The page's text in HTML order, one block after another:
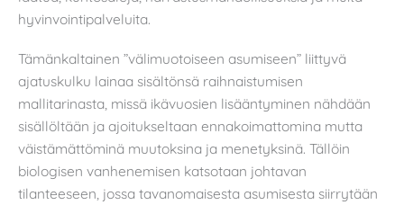
hyvinvointipalveluita.
Tämänkaltainen ”välimuotoiseen asumiseen” liittyvä
ajatuskulku lainaa sisältönsä raihnaistumisen
mallitarinasta, missä ikävuosien lisääntyminen nähdään
sisällöltään ja ajoitukseltaan ennakoimattomina mutta
väistämättöminä muutoksina ja menetyksinä. Tällöin
biologisen vanhenemisen katsotaan johtavan
tilanteeseen, jossa tavanomaisesta asumisesta siirrytään